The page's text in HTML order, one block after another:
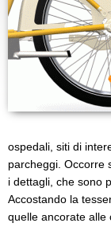
ospedali, siti di
parcheggi. Occorre
i dettagli, che sono
Accostando la
quelle ancorate alle